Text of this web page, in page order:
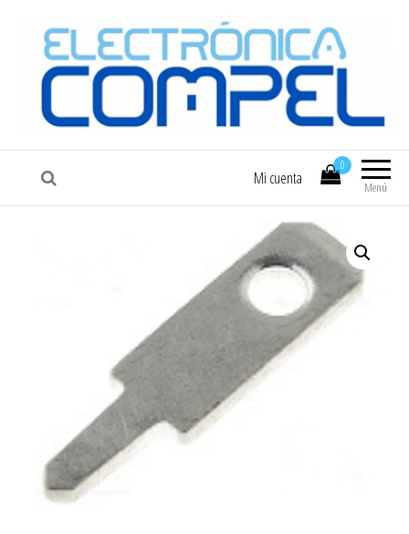
COMPEL Electrónica COMPEL
Menú
0
Mi cuenta